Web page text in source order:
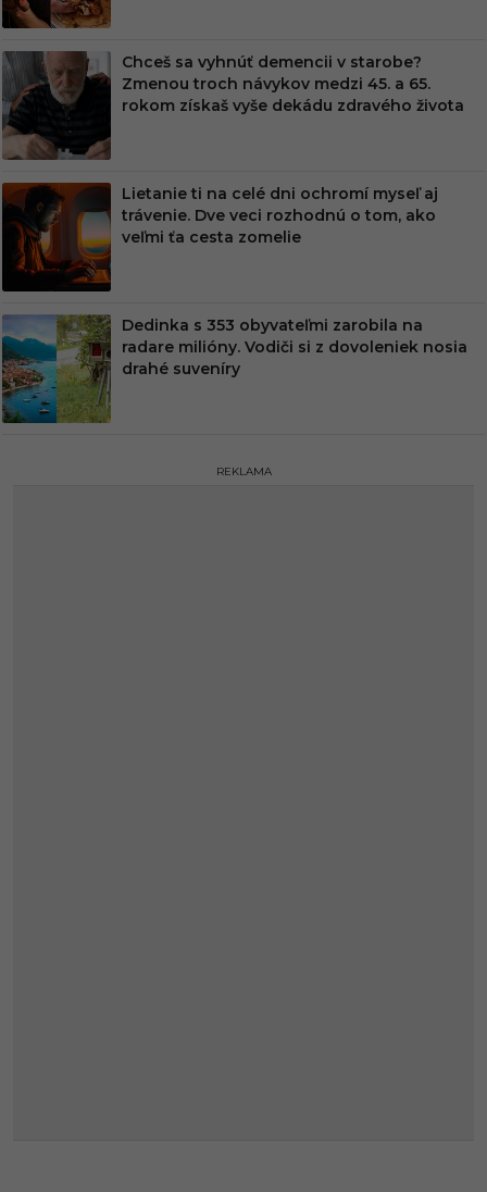
Chceš sa vyhnúť demencii v starobe?
Zmenou troch návykov medzi 45. a 65.
rokom získaš vyše dekádu zdravého života
Lietanie ti na celé dni ochromí myseľ aj
trávenie. Dve veci rozhodnú o tom, ako
veľmi ťa cesta zomelie
Dedinka s 353 obyvateľmi zarobila na
radare milióny. Vodiči si z dovoleniek nosia
drahé suveníry
REKLAMA